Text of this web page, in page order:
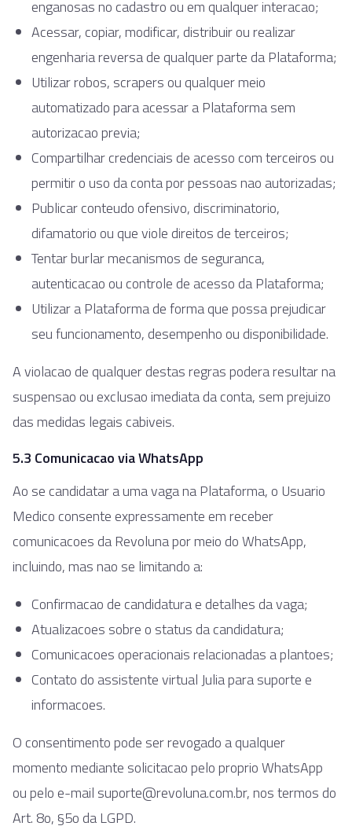
enganosas no cadastro ou em qualquer interacao;
Acessar, copiar, modificar, distribuir ou realizar
engenharia reversa de qualquer parte da Plataforma;
Utilizar robos, scrapers ou qualquer meio
automatizado para acessar a Plataforma sem
autorizacao previa;
Compartilhar credenciais de acesso com terceiros ou
permitir o uso da conta por pessoas nao autorizadas;
Publicar conteudo ofensivo, discriminatorio,
difamatorio ou que viole direitos de terceiros;
Tentar burlar mecanismos de seguranca,
autenticacao ou controle de acesso da Plataforma;
Utilizar a Plataforma de forma que possa prejudicar
seu funcionamento, desempenho ou disponibilidade.
A violacao de qualquer destas regras podera resultar na
suspensao ou exclusao imediata da conta, sem prejuizo
das medidas legais cabiveis.
5.3 Comunicacao via WhatsApp
Ao se candidatar a uma vaga na Plataforma, o Usuario
Medico consente expressamente em receber
comunicacoes da Revoluna por meio do WhatsApp,
incluindo, mas nao se limitando a:
Confirmacao de candidatura e detalhes da vaga;
Atualizacoes sobre o status da candidatura;
Comunicacoes operacionais relacionadas a plantoes;
Contato do assistente virtual Julia para suporte e
informacoes.
O consentimento pode ser revogado a qualquer
momento mediante solicitacao pelo proprio WhatsApp
ou pelo e-mail suporte@revoluna.com.br, nos termos do
Art. 8o, §5o da LGPD.